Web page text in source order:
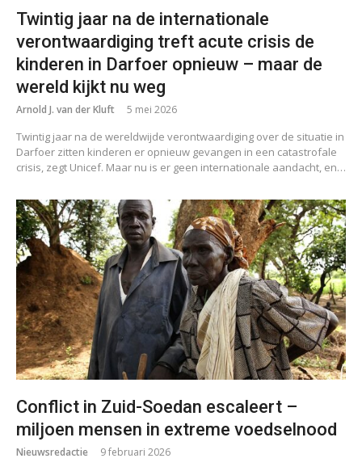
Twintig jaar na de internationale
verontwaardiging treft acute crisis de
kinderen in Darfoer opnieuw – maar de
wereld kijkt nu weg
Arnold J. van der Kluft 5 mei 2026
Twintig jaar na de wereldwijde verontwaardiging over de situatie in
Darfoer zitten kinderen er opnieuw gevangen in een catastrofale
crisis, zegt Unicef. Maar nu is er geen internationale aandacht, en…
Conflict in Zuid-Soedan escaleert –
miljoen mensen in extreme voedselnood
Nieuwsredactie 9 februari 2026